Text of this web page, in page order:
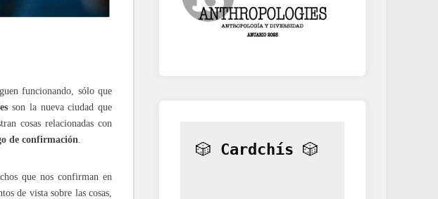
funcionando, sólo que
son la nueva ciudad que
cosas relacionadas con
de confirmación.
que nos confirman en
de vista sobre las cosas,
🎲 Cardchís 🎲